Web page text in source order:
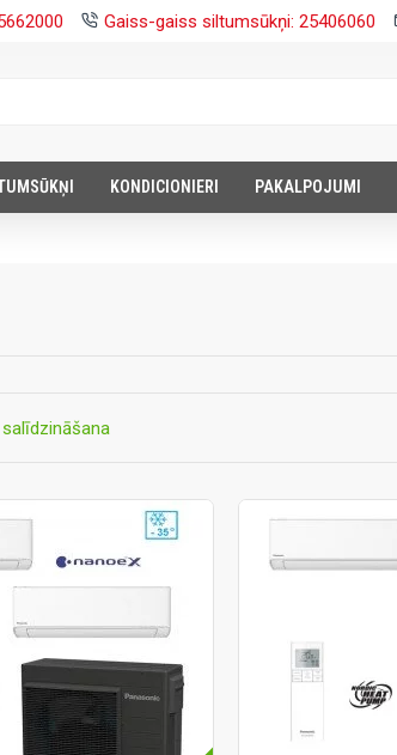
Gaiss-gaiss siltumsūkņi: 25406060
KONDICIONIERI PAKALPOJUMI